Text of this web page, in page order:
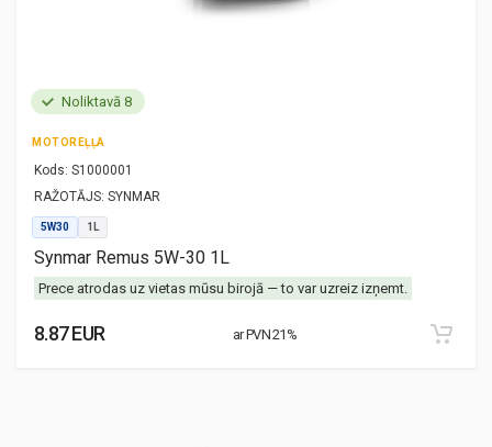
Noliktavā 8
MOTOREĻĻA
Kods: S1000001
RAŽOTĀJS: SYNMAR
5W30 1L
Synmar Remus 5W-30 1L
Prece atrodas uz vietas mūsu birojā — to var uzreiz izņemt.
8.87 EUR ar PVN 21%